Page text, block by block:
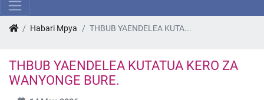
Habari Mpya THBUB YAENDELEA KUTA...
THBUB YAENDELEA KUTATUA KERO ZA
WANYONGE BURE.